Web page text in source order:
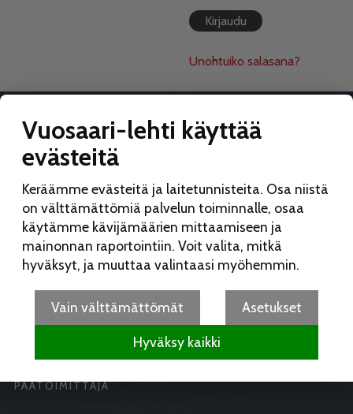
Unohtuiko salasana?
VUOSAARI-LEHTI
Toimitus:
Vuosaari-lehti
Merikorttikuja 6 E
00960 Helsinki
Puh:
050 462 9702
vuosaarilehti(at)vuosaarilehti.fi
PÄÄTOIMITTAJA
Vuosaari-lehti käyttää
evästeitä
Keräämme evästeitä ja laitetunnisteita. Osa niistä
on välttämättömiä palvelun toiminnalle, osaa
käytämme kävijämäärien mittaamiseen ja
mainonnan raportointiin. Voit valita, mitkä
hyväksyt, ja muuttaa valintaasi myöhemmin.
Vain välttämättömät Asetukset
Hyväksy kaikki